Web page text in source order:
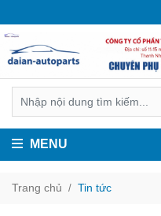
MENU
Trang chủ Tin tức